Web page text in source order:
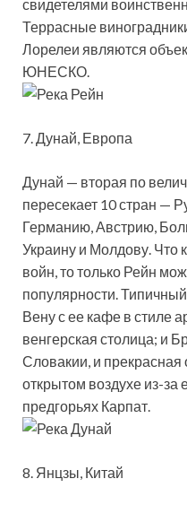
свидетелями
Террасные
Лорелеи являются
ЮНЕСКО.
7. Дунай, Европа
Дунай — вторая по
пересекает 10 стран —
Германию, Австрию,
Украину и Молдову. Что
войн, то только Рейн
популярности.
Вену с ее кафе в стиле
венгерская столица; и
Словакии, и прекрасная
открытом воздухе из-за
предгорьях Карпат.
8. Янцзы, Китай